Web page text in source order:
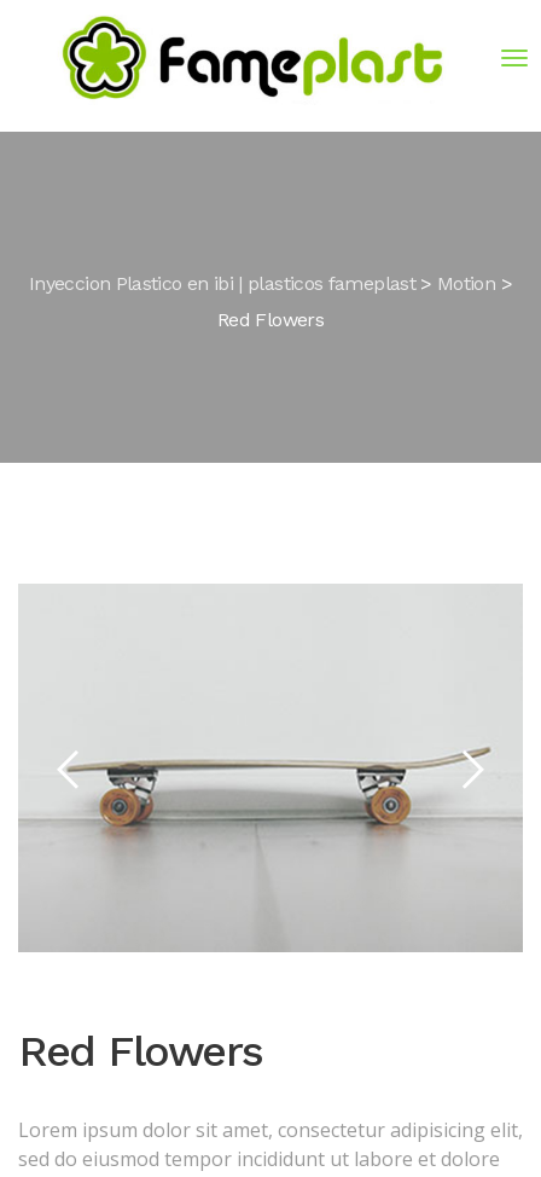
Inyeccion Plastico en ibi | plasticos fameplast> Motion >
Red Flowers
Red Flowers
Lorem ipsum dolor sit amet, consectetur adipisicing elit,
sed do eiusmod tempor incididunt ut labore et dolore